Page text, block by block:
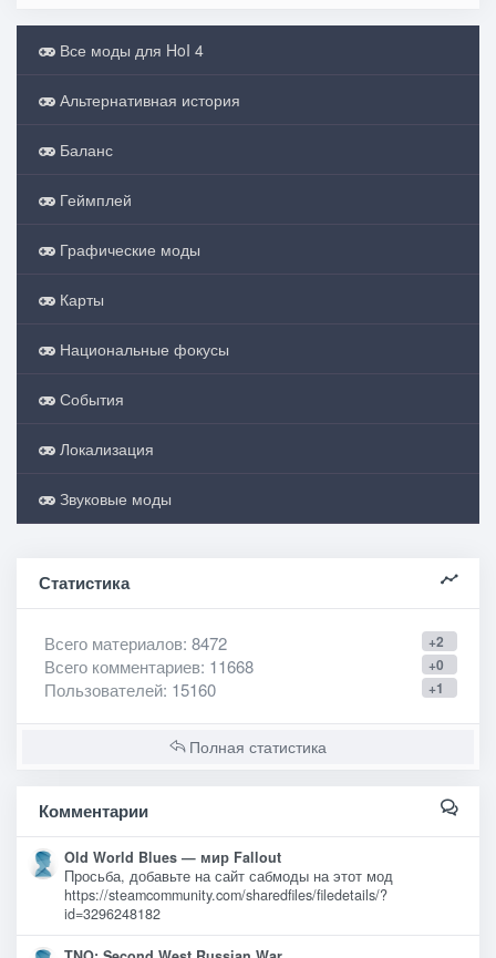
Все моды для HoI 4
Альтернативная история
Баланс
Геймплей
Графические моды
Карты
Национальные фокусы
События
Локализация
Звуковые моды
Статистика
+2
Всего материалов: 8472
+0
Всего комментариев: 11668
+1
Пользователей: 15160
Полная статистика
Комментарии
Old World Blues — мир Fallout
Просьба, добавьте на сайт сабмоды на этот мод
https://steamcommunity.com/sharedfiles/filedetails/?
id=3296248182